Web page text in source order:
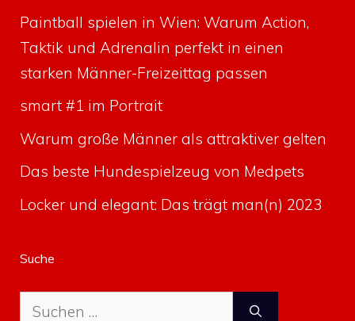
Paintball spielen in Wien: Warum Action,
Taktik und Adrenalin perfekt in einen
starken Männer-Freizeittag passen
smart #1 im Portrait
Warum große Männer als attraktiver gelten
Das beste Hundespielzeug von Medpets
Locker und elegant: Das trägt man(n) 2023
Suche
Suche